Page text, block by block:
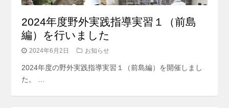
2024年度野外実践指導実習１（前島
編）を行いました
2024年6月2日 お知らせ
2024年度の野外実践指導実習１（前島編）を開催しまし
た。 …